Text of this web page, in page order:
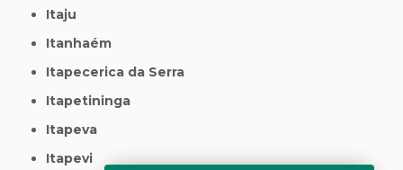
Itaju
Itanhaém
Itapecerica da Serra
Itapetininga
Itapeva
Itapevi